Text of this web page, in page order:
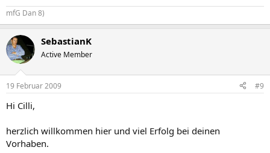
mfG Dan 8)
SebastianK
Active Member
19 Februar 2009 #9
Hi Cilli,
herzlich willkommen hier und viel Erfolg bei deinen
Vorhaben.